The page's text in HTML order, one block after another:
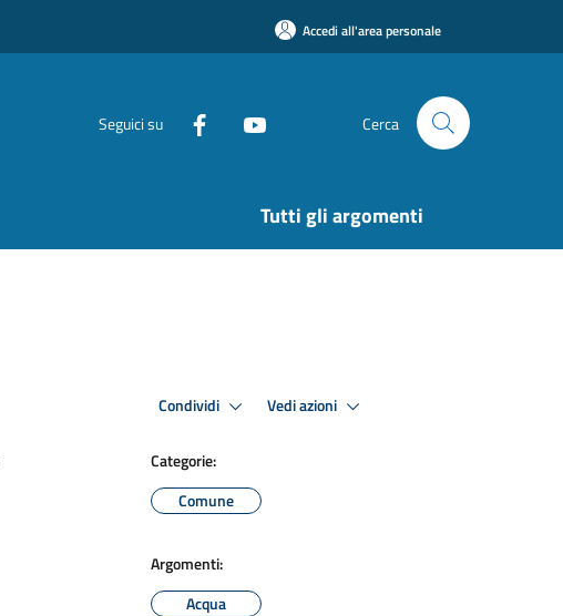
Accedi all'area personale
Seguici su Cerca
Tutti gli argomenti
Condividi Vedi azioni
Categorie:
Comune
Argomenti:
Acqua